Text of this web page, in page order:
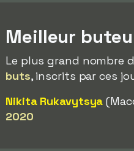
Meilleur
Le plus grand nombre
buts, inscrits par ces
Nikita Rukavytsya
2020